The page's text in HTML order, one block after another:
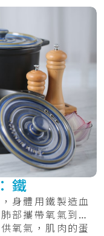
鐵
身體用鐵製造血
部攜帶氧氣到身
氧氣，肌肉的蛋